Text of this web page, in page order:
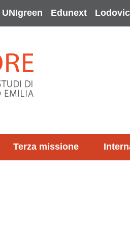
UNIgreen Edunext
Terza missione